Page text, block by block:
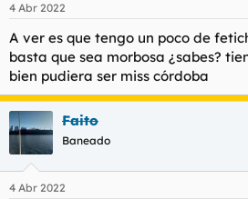
e
:
4 Abr 2022
A ver es que tengo un poco de
basta que sea morbosa ¿sabes?
bien pudiera ser miss córdoba
Faito
Baneado
4 Abr 2022